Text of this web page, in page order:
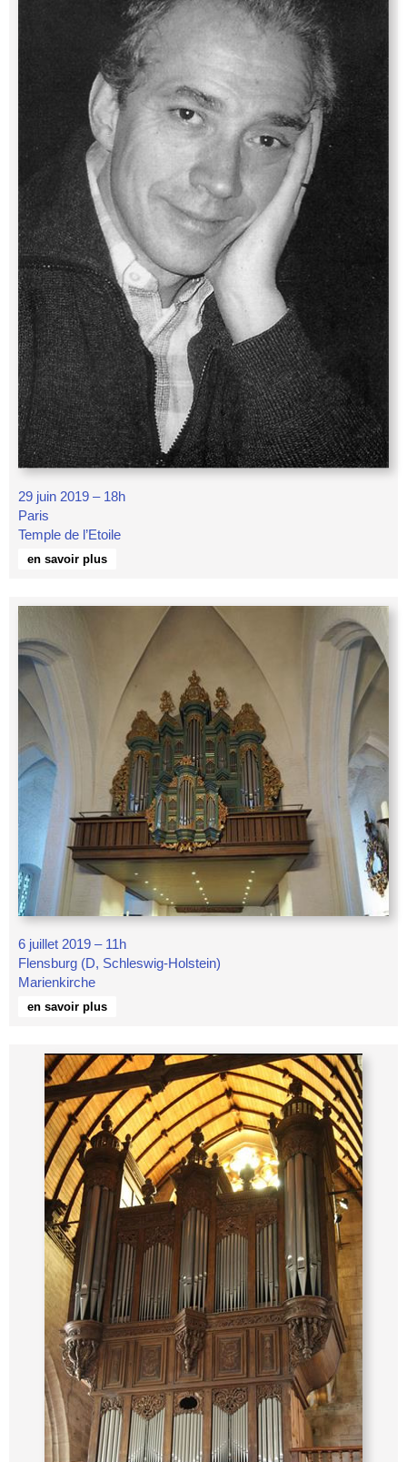
29 juin 2019 – 18h
Paris
Temple de l’Etoile
en savoir plus
6 juillet 2019 – 11h
Flensburg (D, Schleswig-Holstein)
Marienkirche
en savoir plus